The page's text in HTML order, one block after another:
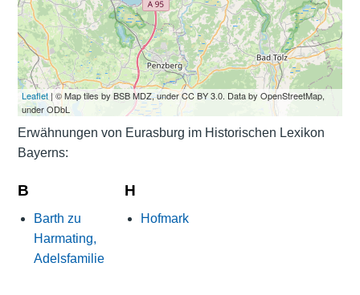
Leaflet| © Map tiles by BSB MDZ, under CC BY 3.0. Data by OpenStreetMap,
under ODbL
Erwähnungen von Eurasburg im Historischen Lexikon
Bayerns:
B
Barth zu
Harmating,
Adelsfamilie
H
Hofmark